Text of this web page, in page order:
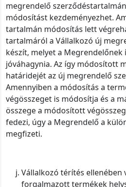
megrendelő
módosítást kezdeményezhet.
tartalmán módosítás lett
tartalmáról a Vállalkozó új
készít, melyet a Megrendelőnek
jóváhagynia. Az így módosított
határidejét az új megrendelő
Amennyiben a módosítás a
végösszeget is módosítja és a
összege a módosított
fedezi, úgy a Megrendelő a
megfizeti.
Vállalkozó térítés ellenében
forgalmazott termékek